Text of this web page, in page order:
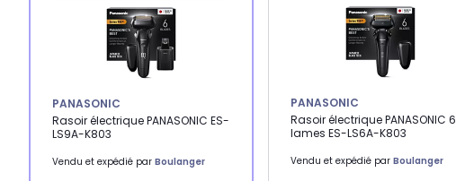
PANASONIC
Rasoir électrique PANASONIC ES-
LS9A-K803
Vendu et expédié par Boulanger
PANASONIC
Rasoir électrique PANASONIC 6
lames ES-LS6A-K803
Vendu et expédié par Boulanger